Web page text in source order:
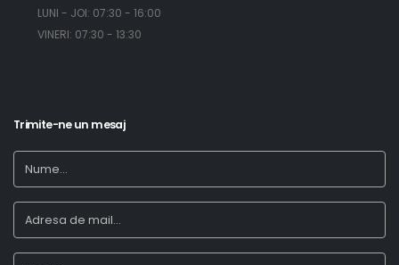
​LUNI - JOI: 07:30 - 16:00
​ VINERI: 07:30 - 13:30
Trimite-ne un mesaj